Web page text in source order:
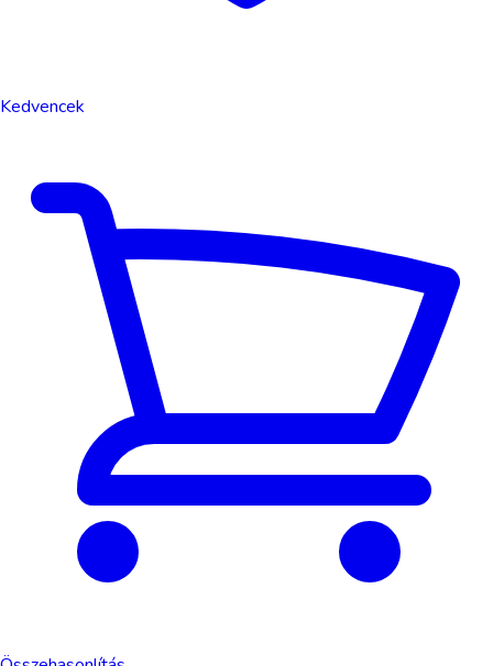
Kedvencek